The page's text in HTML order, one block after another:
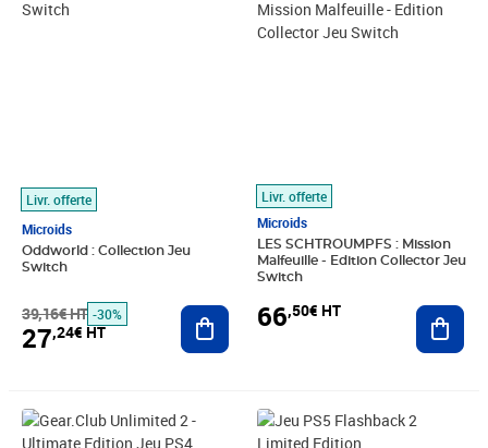
Livr. offerte
Microids
Oddworld : Collection Jeu
Switch
39,16€ HT -30%
27,24€ HT
Ajouter au panier
Livr. offerte
Microids
LES SCHTROUMPFS : Mission
Malfeuille - Edition Collector Jeu
Switch
66,50€ HT
Prix barré 30,83€ HT
Prix 18,88€ HT Prix barré 41,66€ HT
Prix 18,60€ HT